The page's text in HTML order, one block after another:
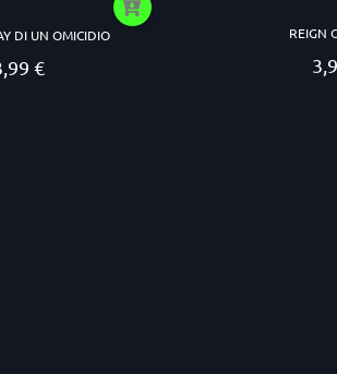
DI UN OMICIDIO
Prezzo
€
REIGN